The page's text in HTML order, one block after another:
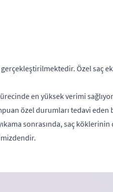
Özel saç
en yüksek verimi
özel durumları tedavi
sonrasında, saç köklerinin